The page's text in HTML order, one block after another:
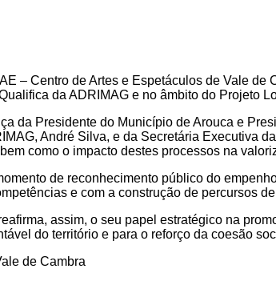
– Centro de Artes e Espetáculos de Vale
da ADRIMAG e no âmbito do Projeto
da Presidente do Município de Arouca e
André Silva, e da Secretária Executiva
como o impacto destes processos na
de reconhecimento público do
e com a construção de percursos
assim, o seu papel estratégico na
do território e para o reforço da coesão
de Cambra